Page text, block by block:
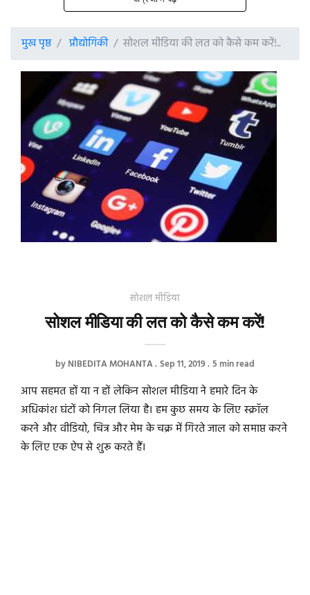
मुख पृष्ठ प्रौद्योगिकी सोशल मीडिया की लत को कैसे कम करें!..
सोशल मीडिया
सोशल मीडिया की लत को कैसे कम करें!
byNIBEDITA MOHANTA Sep 11, 2019 5 min read
आप सहमत हों या न हों लेकिन सोशल मीडिया ने हमारे दिन के
अधिकांश घंटों को निगल लिया है। हम कुछ समय के लिए स्क्रॉल
करने और वीडियो, चित्र और मेम के चक्र में गिरते जाल को समाप्त करने
के लिए एक ऐप से शुरू करते हैं।